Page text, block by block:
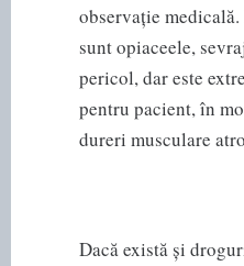
observație
sunt opiaceele,
pericol, dar este
pentru pacient, în
dureri musculare
Dacă există și